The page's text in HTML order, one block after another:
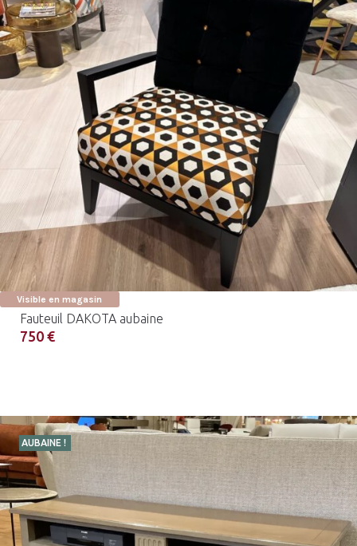
Visible en magasin
Fauteuil DAKOTA aubaine
750 €
AUBAINE !